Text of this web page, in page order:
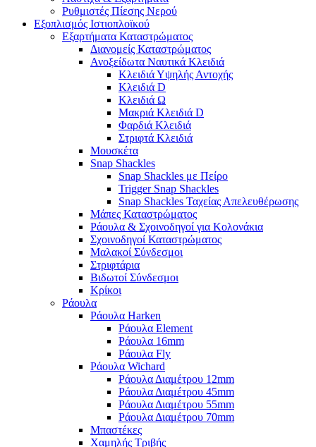
Ρυθμιστές Πίεσης Νερού
Εξοπλισμός Ιστιοπλοϊκού
Εξαρτήματα Καταστρώματος
Διανομείς Καταστρώματος
Ανοξείδωτα Ναυτικά Κλειδιά
Κλειδιά Υψηλής Αντοχής
Κλειδιά D
Κλειδιά Ω
Μακριά Κλειδιά D
Φαρδιά Κλειδιά
Στριφτά Κλειδιά
Μουσκέτα
Snap Shackles
Snap Shackles με Πείρο
Trigger Snap Shackles
Snap Shackles Ταχείας Απελευθέρωσης
Μάπες Καταστρώματος
Ράουλα & Σχοινοδηγοί για Κολονάκια
Σχοινοδηγοί Καταστρώματος
Μαλακοί Σύνδεσμοι
Στριφτάρια
Βιδωτοί Σύνδεσμοι
Κρίκοι
Ράουλα
Ράουλα Harken
Ράουλα Element
Ράουλα 16mm
Ράουλα Fly
Ράουλα Wichard
Ράουλα Διαμέτρου 12mm
Ράουλα Διαμέτρου 45mm
Ράουλα Διαμέτρου 55mm
Ράουλα Διαμέτρου 70mm
Μπαστέκες
Χαμηλής Τριβής